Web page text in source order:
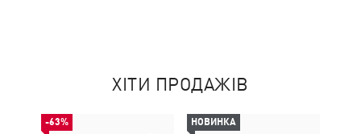
ХІТИ ПРОДАЖІВ
-63% НОВИНКА